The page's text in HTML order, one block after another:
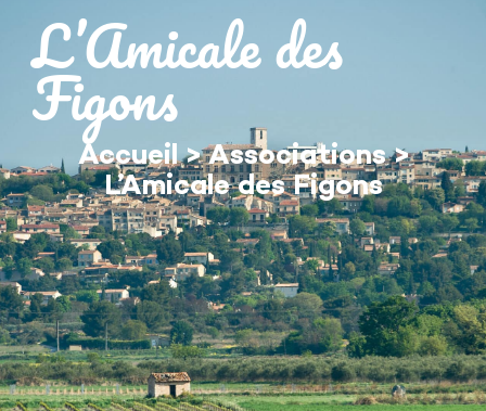
principalL’Amicale des
Figons
Accueil>Associations>
L’Amicale des Figons